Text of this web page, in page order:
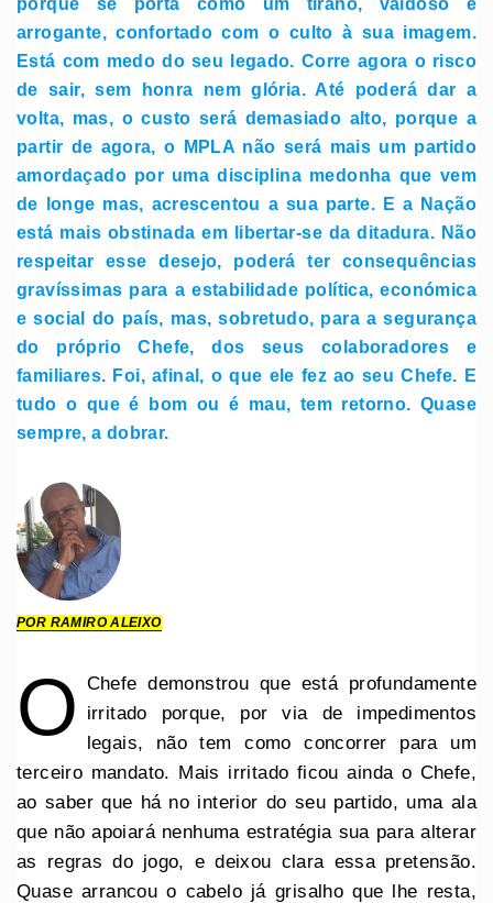
arrogante, confortado com o culto à sua imagem.
Está com medo do seu legado. Corre agora o risco
de sair, sem honra nem glória. Até poderá dar a
volta, mas, o custo será demasiado alto, porque a
partir de agora, o MPLA não será mais um partido
amordaçado por uma disciplina medonha que vem
de longe mas, acrescentou a sua parte. E a Nação
está mais obstinada em libertar-se da ditadura. Não
respeitar esse desejo, poderá ter consequências
gravíssimas para a estabilidade política, económica
e social do país, mas, sobretudo, para a segurança
do próprio Chefe, dos seus colaboradores e
familiares. Foi, afinal, o que ele fez ao seu Chefe. E
tudo o que é bom ou é mau, tem retorno. Quase
sempre, a dobrar.
POR RAMIRO ALEIXO
O Chefe demonstrou que está profundamente
irritado porque, por via de impedimentos
legais, não tem como concorrer para um
terceiro mandato. Mais irritado ficou ainda o Chefe,
ao saber que há no interior do seu partido, uma ala
que não apoiará nenhuma estratégia sua para alterar
as regras do jogo, e deixou clara essa pretensão.
Quase arrancou o cabelo já grisalho que lhe resta,